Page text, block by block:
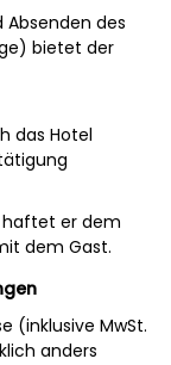
Absenden des
bietet der
das Hotel
haftet er dem
dem Gast.
(inklusive MwSt.
anders